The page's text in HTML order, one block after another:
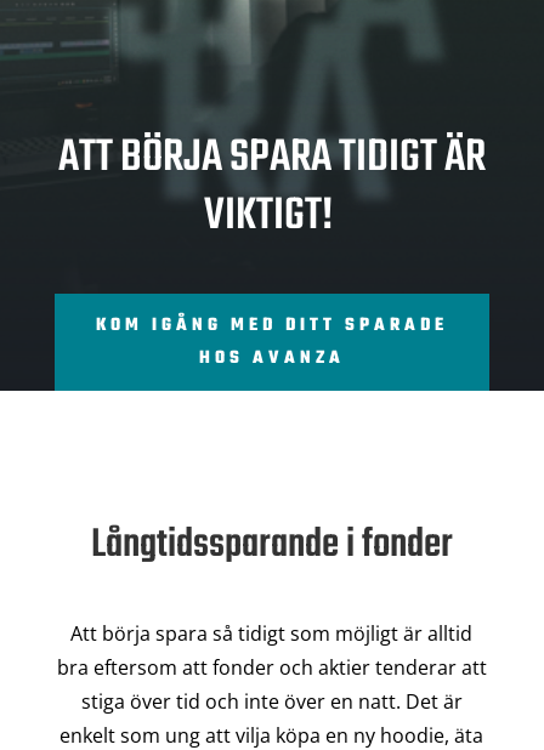
RA
ATT BÖRJA SPARA TIDIGT ÄR
VIKTIGT!
KOM IGÅNG MED DITT SPARADE
HOS AVANZA
Långtidssparande i fonder
Att börja spara så tidigt som möjligt är alltid
bra eftersom att fonder och aktier tenderar att
stiga över tid och inte över en natt. Det är
enkelt som ung att vilja köpa en ny hoodie, äta